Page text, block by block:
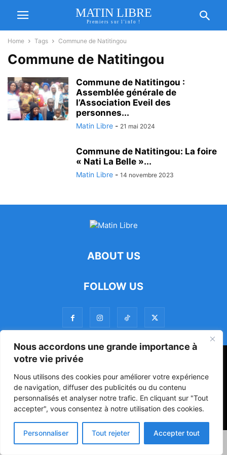
Nous accordons une grande importance à
votre vie privée
Nous utilisons des cookies pour améliorer votre expérience
de navigation, diffuser des publicités ou du contenu
personnalisés et analyser notre trafic. En cliquant sur "Tout
accepter", vous consentez à notre utilisation des cookies.
Personnaliser Tout rejeter Accepter tout
MATIN LIBRE
Premiers sur l'info !
Home Tags Commune de Natitingou
Commune de Natitingou
Commune de Natitingou :
Assemblée générale de
l’Association Eveil des
personnes...
Matin Libre - 21 mai 2024
Commune de Natitingou: La foire
« Nati La Belle »...
Matin Libre - 14 novembre 2023
ABOUT US
FOLLOW US
47ᵉ Assemblée Mondiale sur la Protection de la Vie Privée: Me
Luciano Hounkponou représente le Bénin à Séoul
Politique Société Culture